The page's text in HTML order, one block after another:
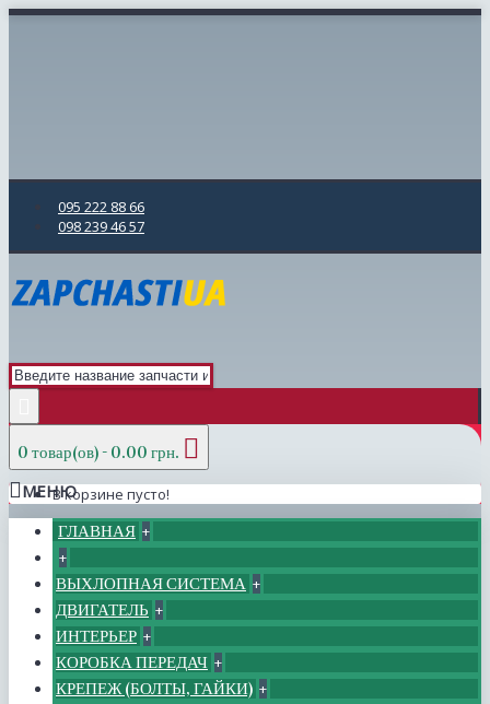
095 222 88 66
098 239 46 57
0 товар(ов) - 0.00 грн.
В корзине пусто!
МЕНЮ
ГЛАВНАЯ +
+
ВЫХЛОПНАЯ СИСТЕМА +
ДВИГАТЕЛЬ +
ИНТЕРЬЕР +
КОРОБКА ПЕРЕДАЧ +
КРЕПЕЖ (БОЛТЫ, ГАЙКИ) +